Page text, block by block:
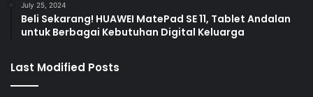
July 25, 2024
Beli Sekarang! HUAWEI MatePad SE 11, Tablet Andalan
untuk Berbagai Kebutuhan Digital Keluarga
Last Modified Posts